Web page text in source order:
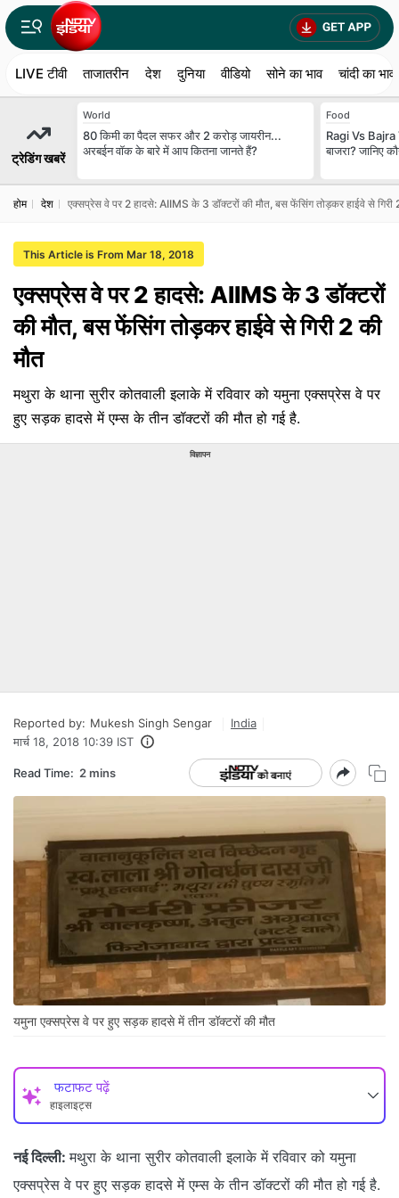
LIVE टीवी ताजातरीन देश दुनिया वीडियो सोने का भाव चांदी का भाव
ट्रेडिंग खबरें
World
80 किमी का पैदल सफर और 2 करोड़ जायरीन...
अरबईन वॉक के बारे में आप कितना जानते हैं?
Food
Ragi Vs Bajra
बाजरा? जानिए
होम देश एक्‍सप्रेस वे पर 2 हादसे: AIIMS के 3 डॉक्‍टरों की मौत, बस फेंसिंग तोड़कर हाईवे से गिरी
This Article is From Mar 18, 2018
एक्‍सप्रेस वे पर 2 हादसे: AIIMS के 3 डॉक्‍टरों
की मौत, बस फेंसिंग तोड़कर हाईवे से गिरी 2 की
मौत
मथुरा के थाना सुरीर कोतवाली इलाके में रविवार को यमुना एक्सप्रेस वे पर
हुए सड़क हादसे में एम्‍स के तीन डॉक्‍टरों की मौत हो गई है.
विज्ञापन
Reported by: Mukesh Singh Sengar
India
मार्च 18, 2018 10:39 IST
Read Time: 2 mins
यमुना एक्‍सप्रेस वे पर हुए सड़क हादसे में तीन डॉक्‍टरों की मौत
फटाफट पढ़ें
हाइलाइट्स
नई दिल्ली: मथुरा के थाना सुरीर कोतवाली इलाके में रविवार को यमुना
एक्सप्रेस वे पर हुए सड़क हादसे में एम्‍स के तीन डॉक्‍टरों की मौत हो गई है.